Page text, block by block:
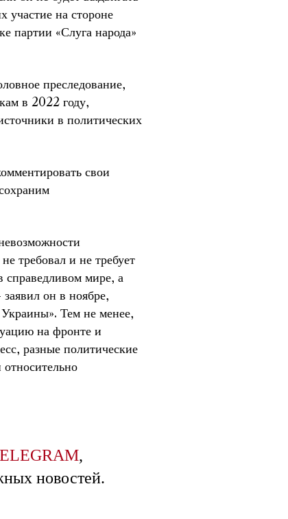
участие на стороне
партии «Слуга народа»
преследование,
в 2022 году,
в политических
свои
требовал и не требует
мире, а
он в ноябре,
Украины». Тем не менее,
на фронте и
разные политические
,
новостей.